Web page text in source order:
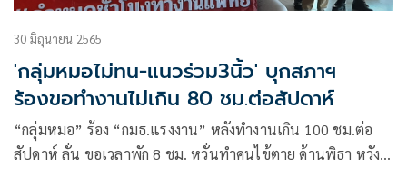
30 มิถุนายน 2565
'กลุ่มหมอไม่ทน-แนวร่วม3นิ้ว' บุกสภาฯ
ร้องขอทำงานไม่เกิน 80 ชม.ต่อสัปดาห์
“กลุ่มหมอ” ร้อง “กมธ.แรงงาน” หลังทำงานเกิน 100 ชม.ต่อ
สัปดาห์ ลั่น ขอเวลาพัก 8 ชม. หวั่นทำคนไข้ตาย ด้านพิธา หวัง